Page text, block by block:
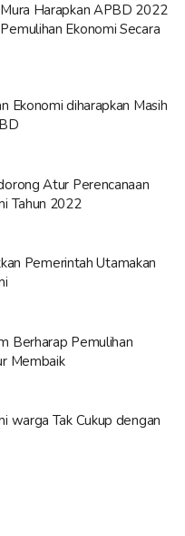
Harapkan APBD 2022
Ekonomi Secara
Ekonomi diharapkan Masih
Atur Perencanaan
Tahun 2022
Pemerintah Utamakan
Berharap Pemulihan
Membaik
warga Tak Cukup dengan